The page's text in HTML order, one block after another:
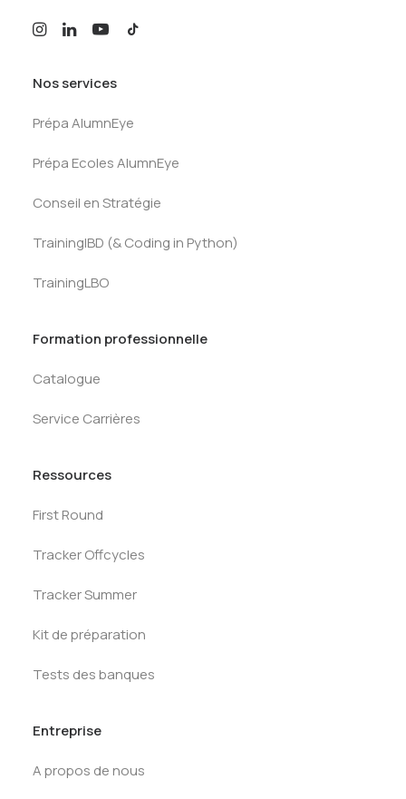
Nos services
Prépa AlumnEye
Prépa Ecoles AlumnEye
Conseil en Stratégie
TrainingIBD (& Coding in Python)
TrainingLBO
Formation professionnelle
Catalogue
Service Carrières
Ressources
First Round
Tracker Offcycles
Tracker Summer
Kit de préparation
Tests des banques
Entreprise
A propos de nous